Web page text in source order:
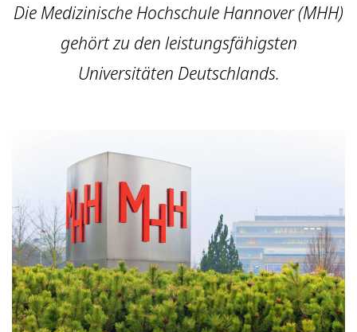
Die Medizinische Hochschule Hannover (MHH)
gehört zu den leistungsfähigsten
Universitäten Deutschlands.